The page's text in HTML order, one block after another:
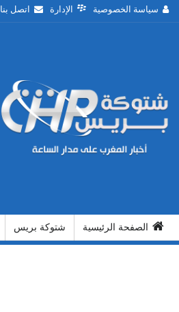
سياسة الخصوصية الإدارة اتصل بنا
الصفحة الرئيسية شتوكة بريس